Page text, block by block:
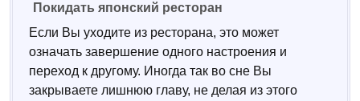
Покидать японский ресторан
Если Вы уходите из ресторана, это может
означать завершение одного настроения и
переход к другому. Иногда так во сне Вы
закрываете лишнюю главу, не делая из этого